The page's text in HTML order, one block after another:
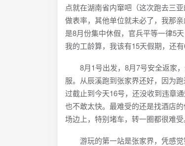
点就在湖南省内窜吧（这次跑去三
做表率，其他单位就未必了，我那
是8月份集中休假，官兵平等一律5
我的工龄算，我该有15天假期，还有
8月1号出发，8月7号安全返家，
服。从辰溪跑到张家界还好，因为
过截止到今天16号，还没收到违章
也不敢太快。最难受的还是找酒店
场边上，特别堵车，转一圈都很难受
游玩的第一站是张家界，凭感觉